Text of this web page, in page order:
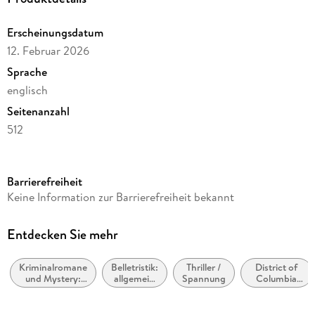
Erscheinungsdatum
12. Februar 2026
Sprache
englisch
Seitenanzahl
512
Autor/Autorin
Verlag/Hersteller
Produktart
kartoniert
Barrierefreiheit
Keine Information zur Barrierefreiheit bekannt
Entdecken Sie mehr
Kriminalromane
und Mystery:
Polizeiarbeit &
Belletristik:
allgemein
und
Thriller /
Spannung
District of
Columbia
(Washington